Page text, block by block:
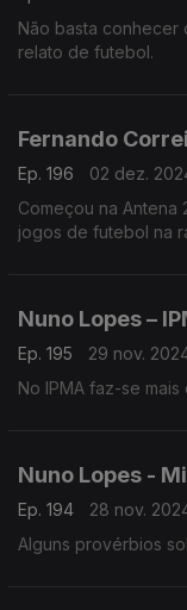
Não basta conhecer
relato de futebol.
Fernando
Ep. 196
02 dez.
Começou na Antena
jogos de futebol na
Nuno Lopes –
Ep. 195
29 nov.
No IPMA faz-se
Nuno Lopes -
Ep. 194
28 nov.
Alguns provérbios